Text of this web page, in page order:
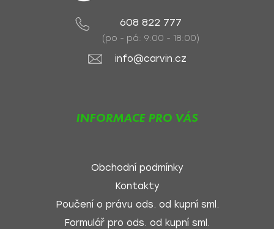
608 822 777
(po - pá: 9:00 - 18:00)
info@carvin.cz
INFORMACE PRO VÁS
Obchodní podmínky
Kontakty
Poučení o právu ods. od kupní sml.
Formulář pro ods. od kupní sml.